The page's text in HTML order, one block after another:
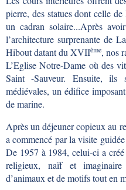
pierre, des statues dont celle
un cadran solaire...Après
l’architecture surprenante de
Hibout datant du XVIIème, nos
L’Eglise Notre-Dame où des
Saint -Sauveur. Ensuite,
médiévales, un édifice
de marine.
Après un déjeuner copieux au
a commencé par la visite
De 1957 à 1984, celui-ci a
religieux, naïf et
d’animaux et de motifs tout en